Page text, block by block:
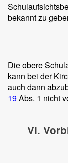
bekannt zu
Die obere
kann bei der
auch dann
19Abs. 1 nicht
VI.